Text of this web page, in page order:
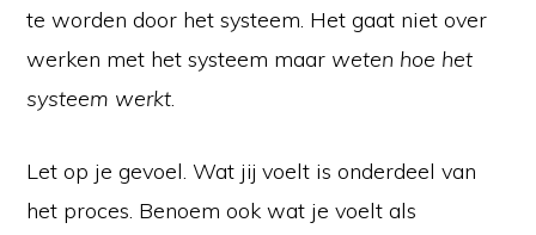
te worden door het systeem. Het gaat niet over
werken met het systeem maar weten hoe het
systeem werkt.
Let op je gevoel. Wat jij voelt is onderdeel van
het proces. Benoem ook wat je voelt als